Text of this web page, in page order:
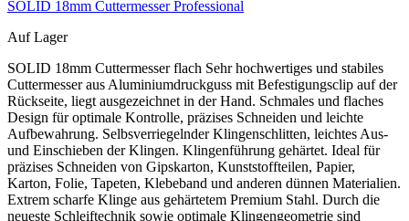
SOLID 18mm Cuttermesser Professional
Auf Lager
SOLID 18mm Cuttermesser flach Sehr hochwertiges und stabiles
Cuttermesser aus Aluminiumdruckguss mit Befestigungsclip auf der
Rückseite, liegt ausgezeichnet in der Hand. Schmales und flaches
Design für optimale Kontrolle, präzises Schneiden und leichte
Aufbewahrung. Selbsverriegelnder Klingenschlitten, leichtes Aus-
und Einschieben der Klingen. Klingenführung gehärtet. Ideal für
präzises Schneiden von Gipskarton, Kunststoffteilen, Papier,
Karton, Folie, Tapeten, Klebeband und anderen dünnen Materialien.
Extrem scharfe Klinge aus gehärtetem Premium Stahl. Durch die
neueste Schleiftechnik sowie optimale Klingengeometrie sind